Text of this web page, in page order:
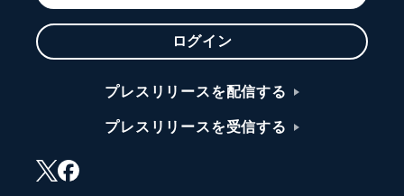
ログイン
プレスリリースを配信する
プレスリリースを受信する